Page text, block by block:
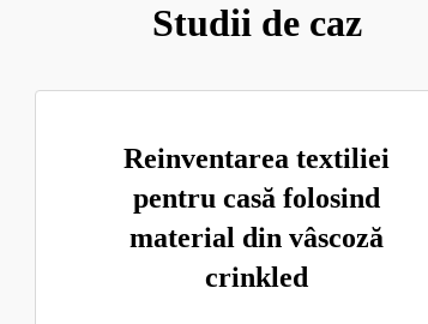
Studii de caz
Reinventarea textiliei
pentru casă folosind
material din vâscoză
crinkled